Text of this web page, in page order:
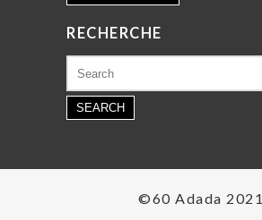
RECHERCHE
for:
©60 Adada 2021